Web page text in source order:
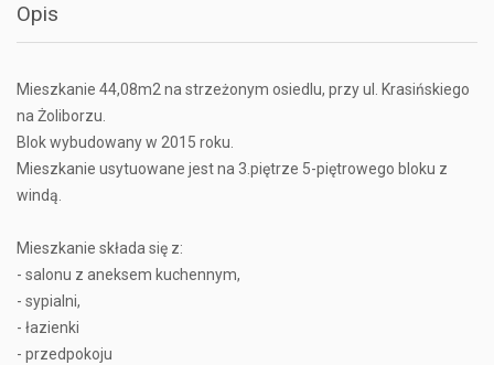
Opis
Mieszkanie 44,08m2 na strzeżonym osiedlu, przy ul. Krasińskiego
na Żoliborzu.
Blok wybudowany w 2015 roku.
Mieszkanie usytuowane jest na 3.piętrze 5-piętrowego bloku z
windą.
Mieszkanie składa się z:
- salonu z aneksem kuchennym,
- sypialni,
- łazienki
- przedpokoju